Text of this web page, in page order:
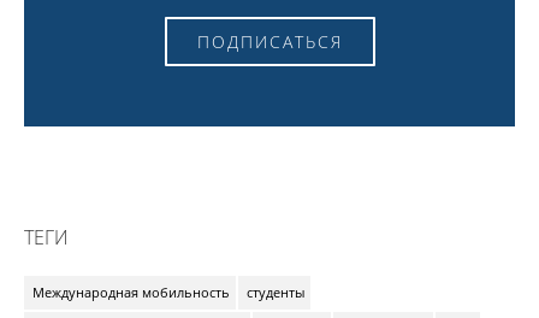
ПОДПИСАТЬСЯ
ТЕГИ
Международная мобильность
студенты